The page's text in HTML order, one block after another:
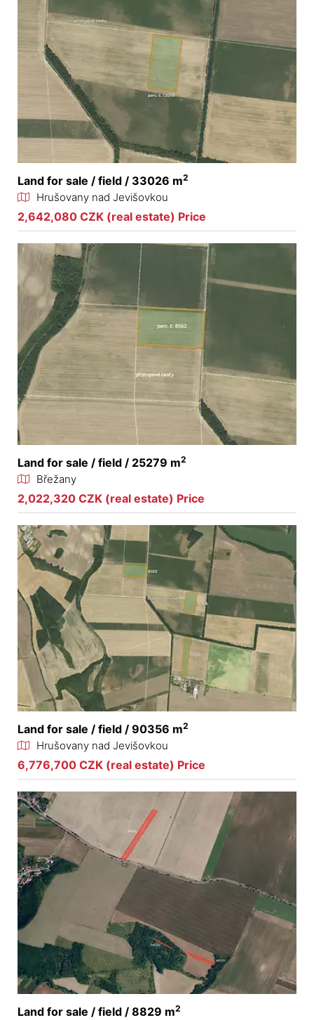
Land for sale / field / 33026 m2
Hrušovany nad Jevišovkou
2,642,080 CZK (real estate) Price
Land for sale / field / 25279 m2
Břežany
2,022,320 CZK (real estate) Price
Land for sale / field / 90356 m2
Hrušovany nad Jevišovkou
6,776,700 CZK (real estate) Price
Land for sale / field / 8829 m2